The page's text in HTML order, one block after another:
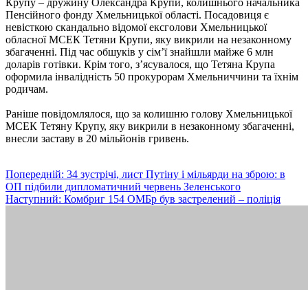
Пенсійного фонду Хмельницької області. Посадовиця є
невісткою скандально відомої ексголови Хмельницької
обласної МСЕК Тетяни Крупи, яку викрили на незаконному
збагаченні. Під час обшуків у сім’ї знайшли майже 6 млн
доларів готівки. Крім того, зʼясувалося, що Тетяна Крупа
оформила інвалідність 50 прокурорам Хмельниччини та їхнім
родичам.
Раніше повідомлялося, що за колишню голову Хмельницької
МСЕК Тетяну Крупу, яку викрили в незаконному збагаченні,
внесли заставу в 20 мільйонів гривень.
Навігація
записів
Попередній: 34 зустрічі, лист Путіну і мільярди на зброю: в
ОП підбили дипломатичний червень Зеленського
Наступний: Комбриг 154 ОМБр був застрелений – поліція